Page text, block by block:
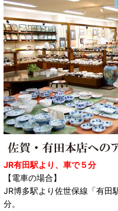
JR有田駅より、車で５分
【電車の場合】
JR博多駅より佐世保線「有田
分。